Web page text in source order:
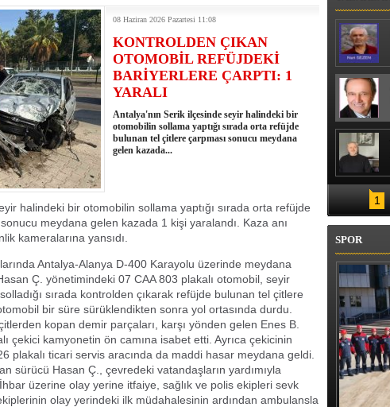
08 Haziran 2026 Pazartesi 11:08
KONTROLDEN ÇIKAN
OTOMOBİL REFÜJDEKİ
BARİYERLERE ÇARPTI: 1
YARALI
Antalya'nın Serik ilçesinde seyir halindeki bir
otomobilin sollama yaptığı sırada orta refüjde
bulunan tel çitlere çarpması sonucu meydana
gelen kazada...
halindeki bir otomobilin sollama yaptığı sırada orta refüjde
meydana gelen kazada 1 kişi yaralandı. Kaza anı
kameralarına yansıdı.
Antalya-Alanya D-400 Karayolu üzerinde meydana
Ç. yönetimindeki 07 CAA 803 plakalı otomobil, seyir
sırada kontrolden çıkarak refüjde bulunan tel çitlere
bir süre sürüklendikten sonra yol ortasında durdu.
kopan demir parçaları, karşı yönden gelen Enes B.
çekici kamyonetin ön camına isabet etti. Ayrıca çekicinin
plakalı ticari servis aracında da maddi hasar meydana geldi.
sürücü Hasan Ç., çevredeki vatandaşların yardımıyla
üzerine olay yerine itfaiye, sağlık ve polis ekipleri sevk
olay yerindeki ilk müdahalesinin ardından ambulansla
1
SPOR